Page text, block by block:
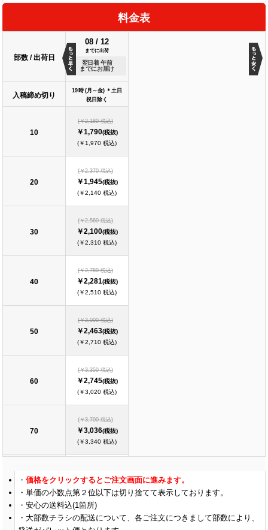
料金表
部数 / 出荷日
08 /12
までに出荷
翌日着 午前
までにお届け
入稿締め切り
19時 (月～金) ＊土日
祝日除く
10
(￥2,180 税込)
￥1,790(税抜)
(￥1,970 税込)
20
(￥2,370 税込)
￥1,945(税抜)
(￥2,140 税込)
30
(￥2,560 税込)
￥2,100(税抜)
(￥2,310 税込)
40
(￥2,780 税込)
￥2,281(税抜)
(￥2,510 税込)
50
(￥3,000 税込)
￥2,463(税抜)
(￥2,710 税込)
60
(￥3,350 税込)
￥2,745(税抜)
(￥3,020 税込)
70
(￥3,700 税込)
￥3,036(税抜)
(￥3,340 税込)
80 ￥3,318(税抜)
(￥3,650 税込)
(￥4,400 税込)
価格をクリックするとご注文画面に進みます。
単価の小数点第２位以下は切り捨てて表示しております。
安心の送料込(1箇所)
大部数チラシの配送について、各ご注文につきまして部数により、